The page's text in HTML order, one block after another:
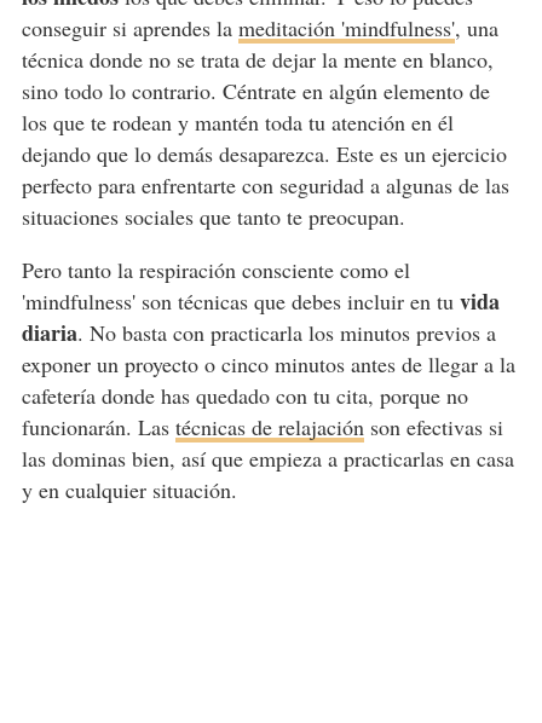
conseguir si aprendes la meditación 'mindfulness', una
técnica donde no se trata de dejar la mente en blanco,
sino todo lo contrario. Céntrate en algún elemento de
los que te rodean y mantén toda tu atención en él
dejando que lo demás desaparezca. Este es un ejercicio
perfecto para enfrentarte con seguridad a algunas de las
situaciones sociales que tanto te preocupan.
Pero tanto la respiración consciente como el
'mindfulness' son técnicas que debes incluir en tuvida
diaria. No basta con practicarla los minutos previos a
exponer un proyecto o cinco minutos antes de llegar a la
cafetería donde has quedado con tu cita, porque no
funcionarán. Las técnicas de relajación son efectivas si
las dominas bien, así que empieza a practicarlas en casa
y en cualquier situación.